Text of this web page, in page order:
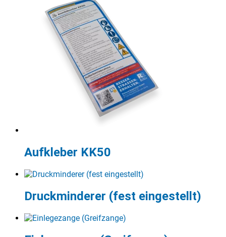
Aufkleber KK50
Druckminderer (fest eingestellt)